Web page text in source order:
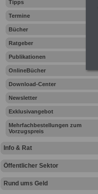
Tipps
Termine
Bücher
Ratgeber
Publikationen
OnlineBücher
Download-Center
Newsletter
Exklusivangebot
Mehrfachbestellungen zum
Vorzugspreis
Info & Rat
Öffentlicher Sektor
Rund ums Geld